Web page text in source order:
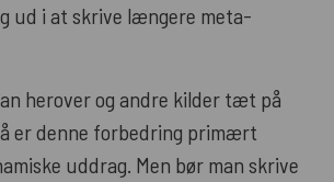
ud i at skrive længere meta-
herover og andre kilder tæt på
er denne forbedring primært
uddrag. Men bør man skrive